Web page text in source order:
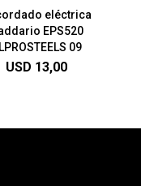
eléctrica
EPS520
09
USD 13,00